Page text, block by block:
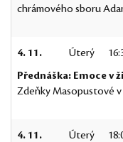
chrámového sboru
4. 11. Úterý
Přednáška: Emoce v
Zdeňky Masopustové
4. 11. Úterý